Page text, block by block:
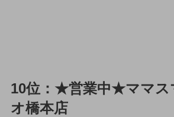
10位：★営業中★ママス
オ橋本店